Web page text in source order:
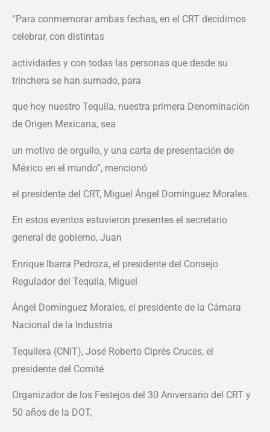
“Para conmemorar ambas fechas, en el CRT decidimos
celebrar, con distintas
actividades y con todas las personas que desde su
trinchera se han sumado, para
que hoy nuestro Tequila, nuestra primera Denominación
de Origen Mexicana, sea
un motivo de orgullo, y una carta de presentación de
México en el mundo”, mencionó
el presidente del CRT, Miguel Ángel Domínguez Morales.
En estos eventos estuvieron presentes el secretario
general de gobierno, Juan
Enrique Ibarra Pedroza, el presidente del Consejo
Regulador del Tequila, Miguel
Ángel Domínguez Morales, el presidente de la Cámara
Nacional de la Industria
Tequilera (CNIT), José Roberto Ciprés Cruces, el
presidente del Comité
Organizador de los Festejos del 30 Aniversario del CRT y
50 años de la DOT,